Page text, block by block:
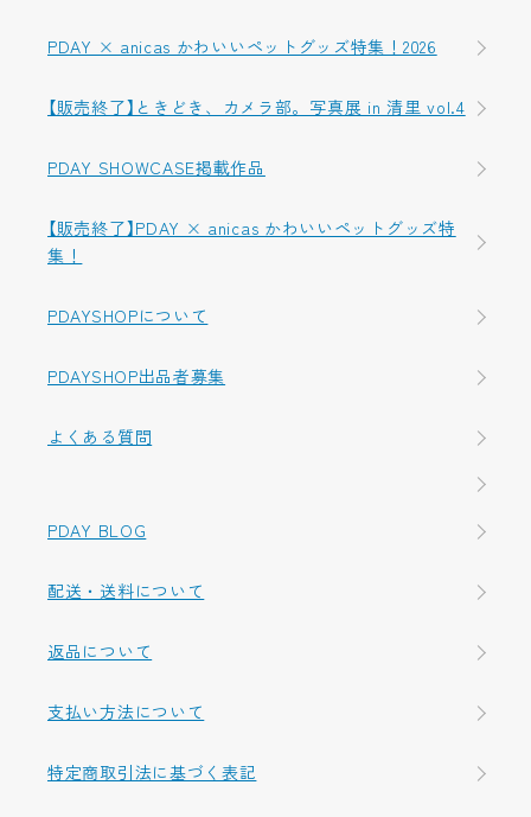
PDAY × anicas かわいいペットグッズ特集！2026
【販売終了】ときどき、カメラ部。写真展 in 清里 vol.4
PDAY SHOWCASE掲載作品
【販売終了】PDAY × anicas かわいいペットグッズ特
集！
PDAYSHOPについて
PDAYSHOP出品者募集
よくある質問
PDAY BLOG
配送・送料について
返品について
支払い方法について
特定商取引法に基づく表記